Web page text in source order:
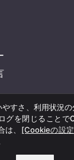
すさ、利用状況
グを閉じること
、 [Cookieの設